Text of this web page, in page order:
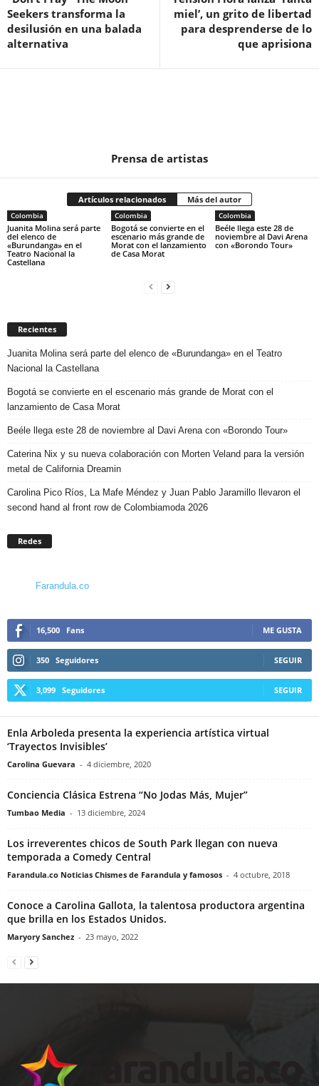
Seekers transforma la
desilusión en una balada
alternativa
miel’, un grito de libertad
para desprenderse de lo
que aprisiona
Prensa de artistas
Artículos relacionados Más del autor
Colombia
Juanita Molina será parte
del elenco de
«Burundanga» en el
Teatro Nacional la
Castellana
Colombia
Bogotá se convierte en el
escenario más grande de
Morat con el lanzamiento
de Casa Morat
Colombia
Beéle llega este 28 de
noviembre al Davi Arena
con «Borondo Tour»
Recientes
Juanita Molina será parte del elenco de «Burundanga» en el Teatro
Nacional la Castellana
Bogotá se convierte en el escenario más grande de Morat con el
lanzamiento de Casa Morat
Beéle llega este 28 de noviembre al Davi Arena con «Borondo Tour»
Caterina Nix y su nueva colaboración con Morten Veland para la versión
metal de California Dreamin
Carolina Pico Ríos, La Mafe Méndez y Juan Pablo Jaramillo llevaron el
second hand al front row de Colombiamoda 2026
Redes
Farandula.co
16,500 Fans ME GUSTA
350 Seguidores SEGUIR
3,099 Seguidores SEGUIR
Enla Arboleda presenta la experiencia artística virtual
‘Trayectos Invisibles’
Carolina Guevara - 4 diciembre, 2020
Conciencia Clásica Estrena “No Jodas Más, Mujer”
Tumbao Media - 13 diciembre, 2024
Los irreverentes chicos de South Park llegan con nueva
temporada a Comedy Central
Farandula.co Noticias Chismes de Farandula y famosos - 4 octubre, 2018
Conoce a Carolina Gallota, la talentosa productora argentina
que brilla en los Estados Unidos.
Maryory Sanchez - 23 mayo, 2022